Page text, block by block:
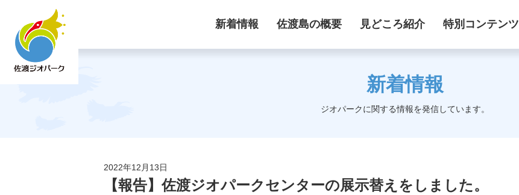
新着情報 佐渡島の概要 見どころ紹介 特別コンテンツ
新着情報
ジオパークに関する情報を発信しています。
2022年12月13日
【報告】佐渡ジオパークセンターの展示替えをしました。